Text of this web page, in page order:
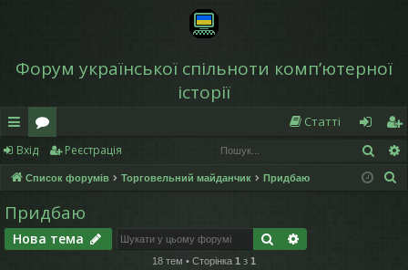
Форум української спільноти компʼютерної
історії
в
и
дк
и
о
ру
м
и
Статті
хі
д
еє
ст
Вхід Реєстрація
Список форумів Торговельний майданчик Придбаю
Придбаю
Нова тема Пошук
18 тем • Сторінка 1 з 1